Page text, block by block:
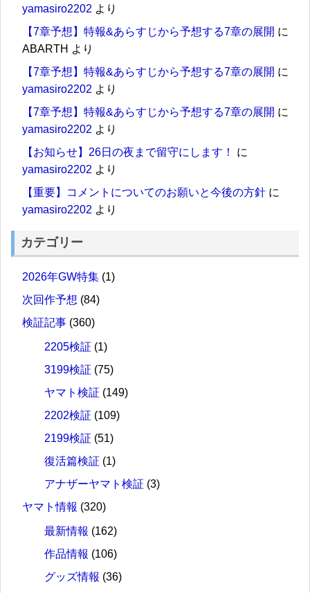
yamasiro2202 より
【7章予想】特報&あらすじから予想する7章の展開 に
ABARTH より
【7章予想】特報&あらすじから予想する7章の展開 に
yamasiro2202 より
【7章予想】特報&あらすじから予想する7章の展開 に
yamasiro2202 より
【お知らせ】26日の夜まで留守にします！
に
yamasiro2202 より
【重要】コメントについてのお願いと今後の方針 に
yamasiro2202 より
カテゴリー
2026年GW特集 (1)
次回作予想 (84)
検証記事 (360)
2205検証 (1)
3199検証 (75)
ヤマト検証 (149)
2202検証 (109)
2199検証 (51)
復活篇検証 (1)
アナザーヤマト検証 (3)
ヤマト情報 (320)
最新情報 (162)
作品情報 (106)
グッズ情報 (36)